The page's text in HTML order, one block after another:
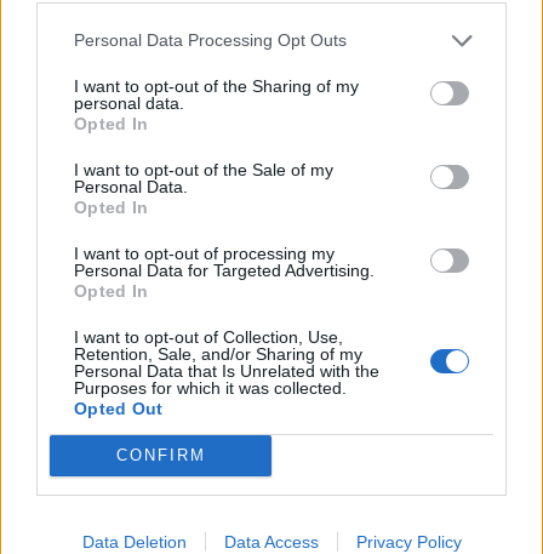
Personal Data Processing Opt Outs
I want to opt-out of the Sharing of my
personal data.
Opted In
I want to opt-out of the Sale of my
Personal Data.
Opted In
I want to opt-out of processing my
Personal Data for Targeted Advertising.
Opted In
I want to opt-out of Collection, Use,
Retention, Sale, and/or Sharing of my
Personal Data that Is Unrelated with the
Purposes for which it was collected.
Opted Out
CONFIRM
Data Deletion Data Access Privacy Policy
2024. április 01. 22:01 Megosztás Mínuszos lett a zárás is
os, az S&P 0,2%-os mínuszban zárt, némileg sikerült csak
ledolgozni a visszaesést. A Nasdaq indexének pedig
KEDVES OLVASÓNK!
A keresett cikk a portfolio.hu hírarchívumához
tartozik, melynek olvasása előfizetéses
regisztrációhoz kötött.
Az előfizetés a következőket tartalmazza:
Portfolio.hu teljes cikkarchívum
Kötéslisták: BÉT elmúlt 2 év napon belüli
kötéslistái